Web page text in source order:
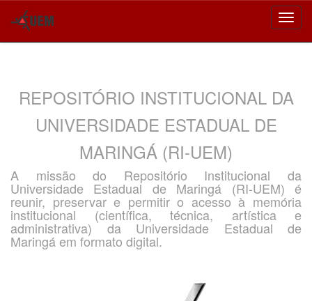
REPOSITÓRIO INSTITUCIONAL DA
UNIVERSIDADE ESTADUAL DE
MARINGÁ (RI-UEM)
A missão do Repositório Institucional da
Universidade Estadual de Maringá (RI-UEM) é
reunir, preservar e permitir o acesso à memória
institucional (científica, técnica, artística e
administrativa) da Universidade Estadual de
Maringá em formato digital.